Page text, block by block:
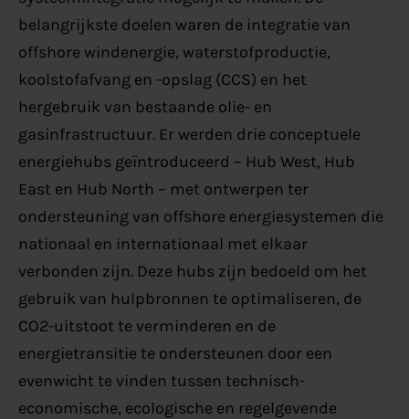
belangrijkste doelen waren de integratie van
offshore windenergie, waterstofproductie,
koolstofafvang en -opslag (CCS) en het
hergebruik van bestaande olie- en
gasinfrastructuur. Er werden drie conceptuele
energiehubs geïntroduceerd – Hub West, Hub
East en Hub North – met ontwerpen ter
ondersteuning van offshore energiesystemen die
nationaal en internationaal met elkaar
verbonden zijn. Deze hubs zijn bedoeld om het
gebruik van hulpbronnen te optimaliseren, de
CO2-uitstoot te verminderen en de
energietransitie te ondersteunen door een
evenwicht te vinden tussen technisch-
economische, ecologische en regelgevende